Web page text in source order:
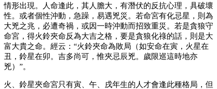
情形出現。人命逢此，其人膽大，有潛伏的反抗心理，具破壞
性。或者個性沖動，急躁，易遇兇災。若命宮有化忌星，則為
大兇之兆，必遭奇禍，或因一時沖動而招致重災。若是貪狼守
命宮，得火鈴夾命反為大吉之格，要是貪狼化祿的話，則是大
富大貴之命。經云：“火鈴夾命為敗局（如安命在寅，火星在
丑，鈴星在卯。吉多尚可，惟夾忌辰兇。歲限巡這時地亦
兇）”。
火、鈴星夾命宮只有寅、午、戌年生的人才會逢此種格局，但